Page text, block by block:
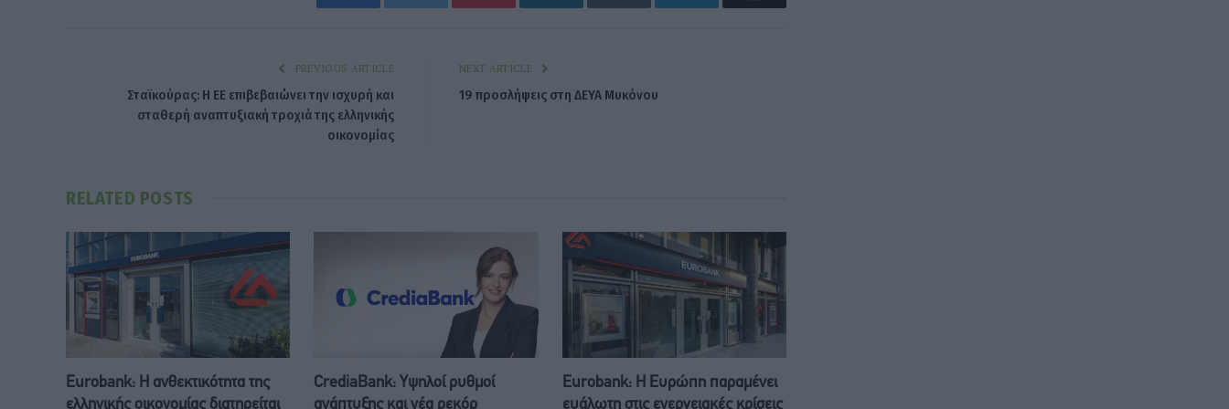
PREVIOUS ARTICLE
Σταϊκούρας: Η ΕΕ επιβεβαιώνει την ισχυρή και
σταθερή αναπτυξιακή τροχιά της ελληνικής
οικονομίας
NEXT ARTICLE
19 προσλήψεις στη ΔΕΥΑ Μυκόνου
RELATED POSTS
Eurobank: Η ανθεκτικότητα της
ελληνικής οικονομίας διατηρείται
CrediaBank: Υψηλοί ρυθμοί
ανάπτυξης και νέα ρεκόρ
Eurobank: Η Ευρώπη παραμένει
ευάλωτη στις ενεργειακές κρίσεις